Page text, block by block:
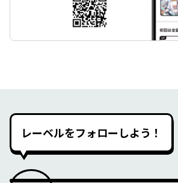
レーベルをフォローしよう！